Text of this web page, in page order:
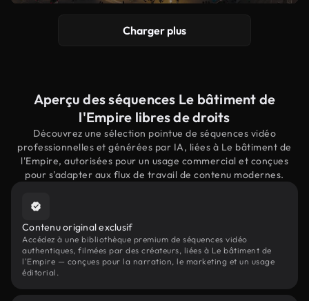
Charger plus
Aperçu des séquences Le bâtiment de
l'Empire libres de droits
Découvrez une sélection pointue de séquences vidéo
professionnelles et générées par IA, liées à Le bâtiment de
l'Empire, autorisées pour un usage commercial et conçues
pour s'adapter aux flux de travail de contenu modernes.
Contenu original exclusif
Accédez à une bibliothèque premium de séquences vidéo
authentiques, filmées par des créateurs, liées à Le bâtiment de
l'Empire — conçues pour la narration, le marketing et un usage
éditorial.